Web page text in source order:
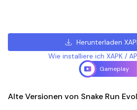
Herunterladen
Wie installiere ich XAPK /
Gameplay
Alte Versionen von Snake Run